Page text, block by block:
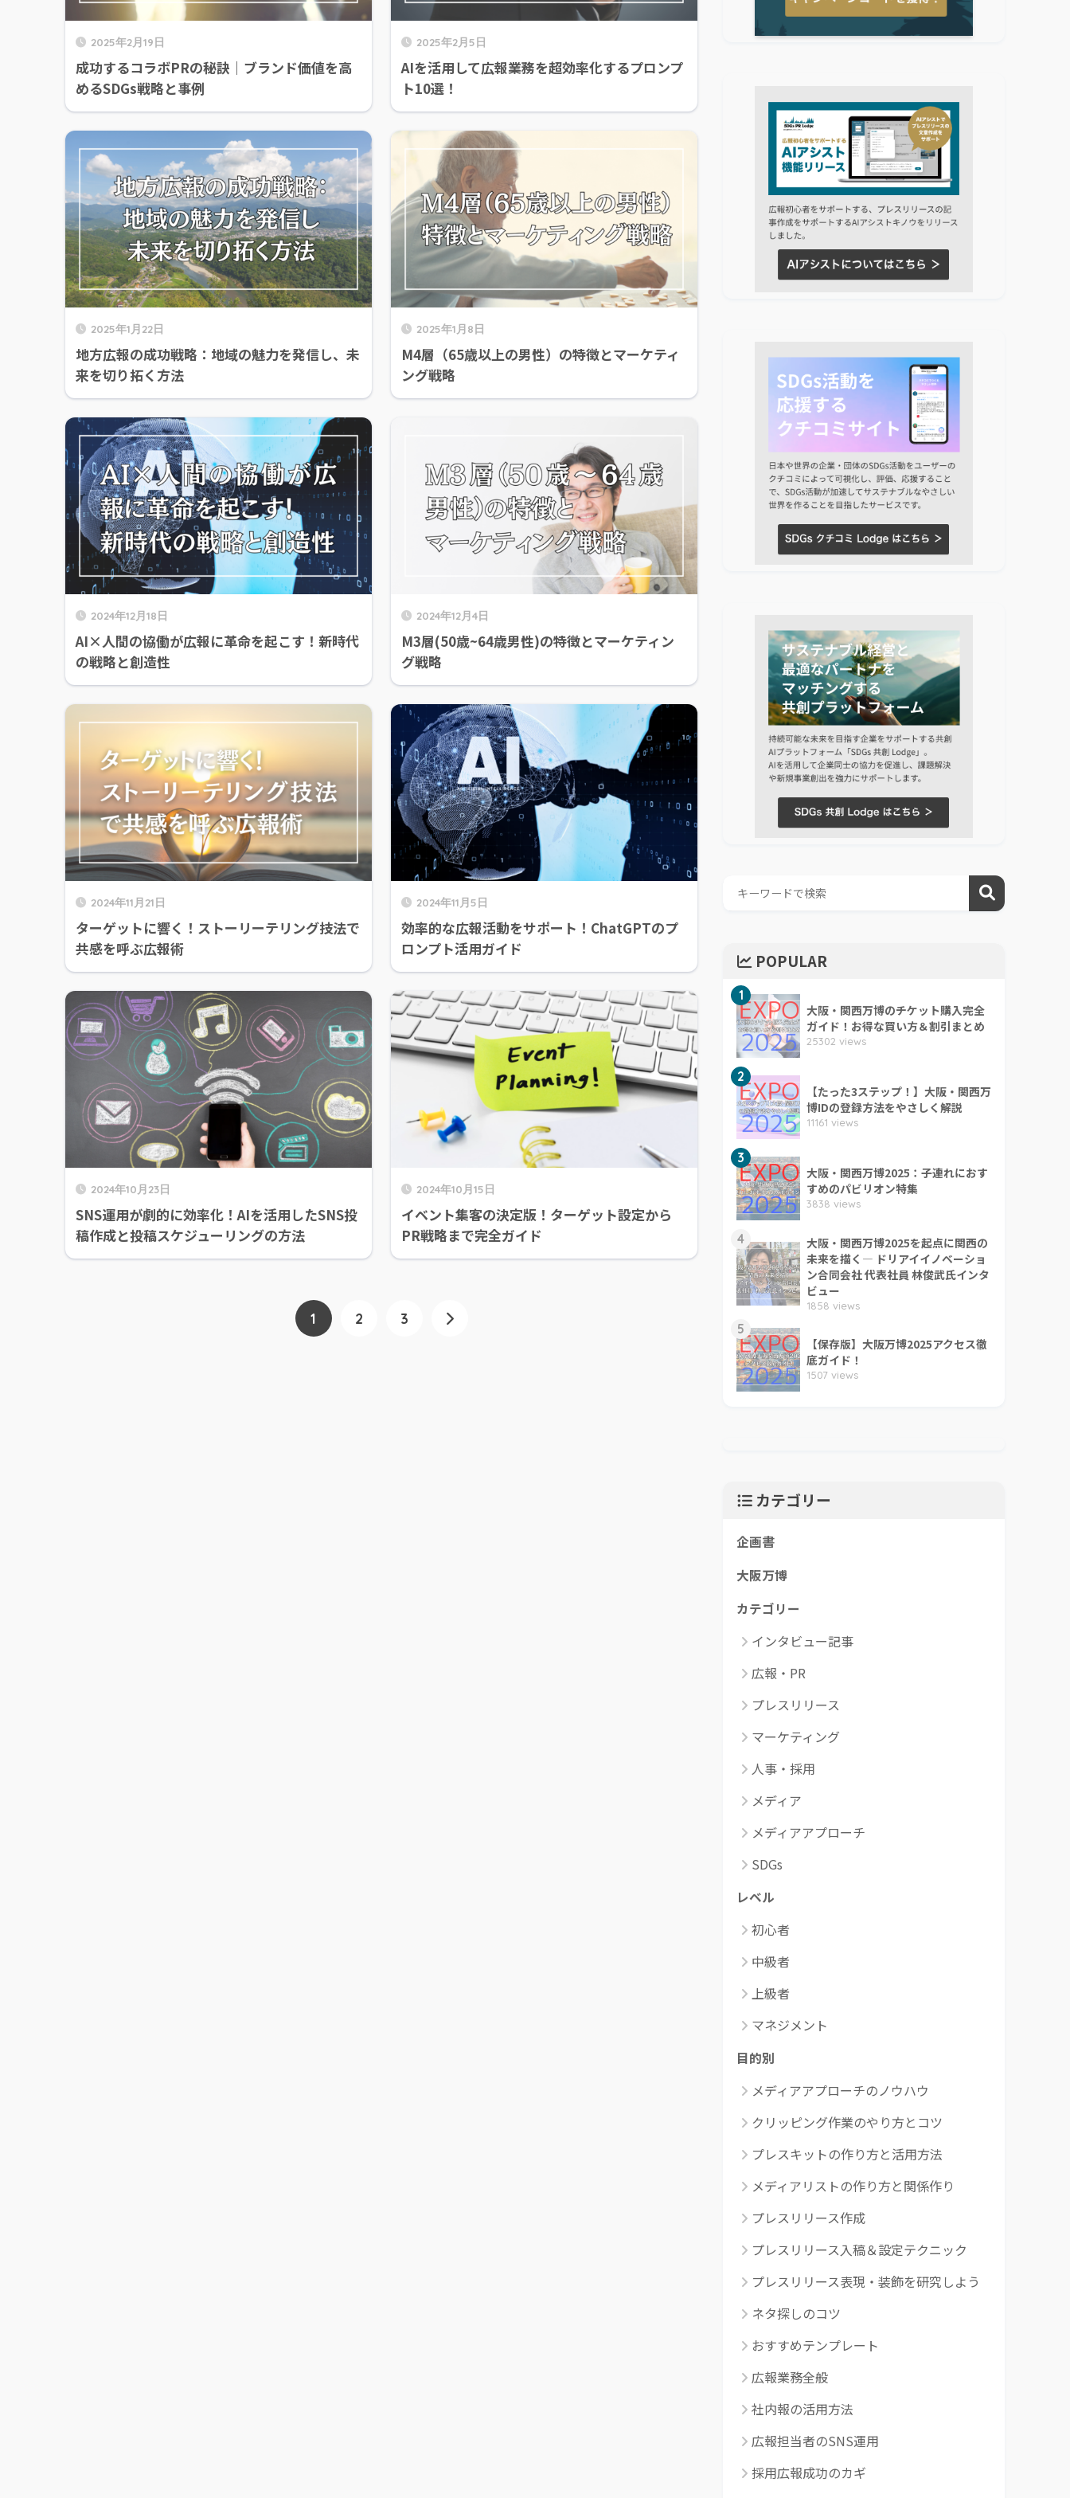
2025年2月19日
成功するコラボPRの秘訣｜ブランド価値を高
めるSDGs戦略と事例
2025年2月5日
AIを活用して広報業務を超効率化するプロンプ
ト10選！
2025年1月22日
地方広報の成功戦略：地域の魅力を発信し、未
来を切り拓く方法
2025年1月8日
M4層（65歳以上の男性）の特徴とマーケティ
ング戦略
2024年12月18日
AI×人間の協働が広報に革命を起こす！新時代
の戦略と創造性
2024年12月4日
M3層(50歳~64歳男性)の特徴とマーケティン
グ戦略
2024年11月21日
ターゲットに響く！ストーリーテリング技法で
共感を呼ぶ広報術
2024年11月5日
効率的な広報活動をサポート！ChatGPTのプ
ロンプト活用ガイド
2024年10月23日
SNS運用が劇的に効率化！AIを活用したSNS投
稿作成と投稿スケジューリングの方法
2024年10月15日
イベント集客の決定版！ターゲット設定から
PR戦略まで完全ガイド
1 2 3
POPULAR
1
大阪・関西万博のチケット購入完全
ガイド！お得な買い方＆割引まとめ
25302 views
2
【たった3ステップ！】大阪・関西万
博IDの登録方法をやさしく解説
11161 views
3
大阪・関西万博2025：子連れにおす
すめのパビリオン特集
3838 views
4
大阪・関西万博2025を起点に関西の
未来を描く― ドリアイイノベーショ
ン合同会社 代表社員 林俊武氏インタ
ビュー
1858 views
5
【保存版】大阪万博2025アクセス徹
底ガイド！
1507 views
カテゴリー
企画書
大阪万博
カテゴリー
インタビュー記事
広報・PR
プレスリリース
マーケティング
人事・採用
メディア
メディアアプローチ
SDGs
レベル
初心者
中級者
上級者
マネジメント
目的別
メディアアプローチのノウハウ
クリッピング作業のやり方とコツ
プレスキットの作り方と活用方法
メディアリストの作り方と関係作り
プレスリリース作成
プレスリリース入稿＆設定テクニック
プレスリリース表現・装飾を研究しよう
ネタ探しのコツ
おすすめテンプレート
広報業務全般
社内報の活用方法
広報担当者のSNS運用
採用広報成功のカギ